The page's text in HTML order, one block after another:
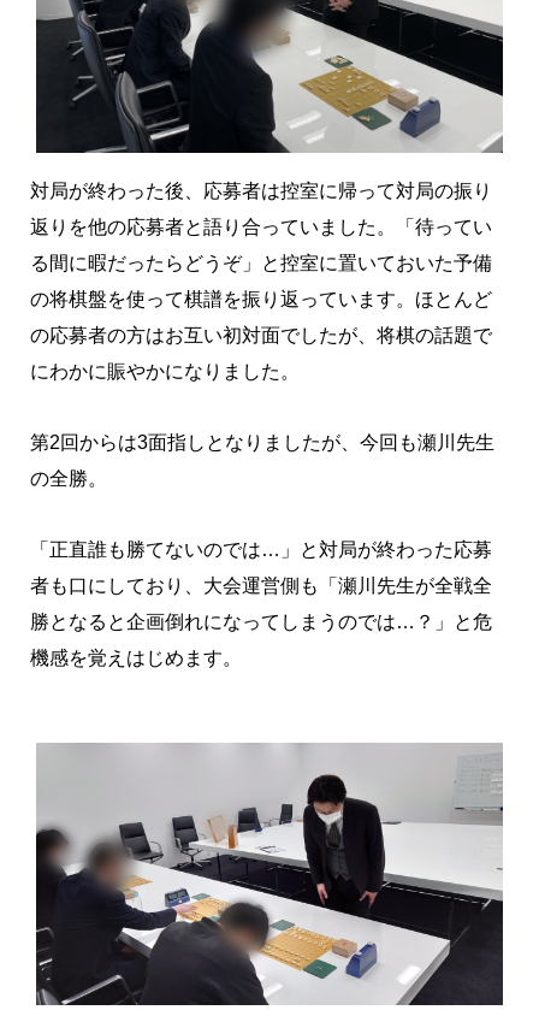
対局が終わった後、応募者は控室に帰って対局の振り
返りを他の応募者と語り合っていました。「待ってい
る間に暇だったらどうぞ」と控室に置いておいた予備
の将棋盤を使って棋譜を振り返っています。ほとんど
の応募者の方はお互い初対面でしたが、将棋の話題で
にわかに賑やかになりました。
第2回からは3面指しとなりましたが、今回も瀬川先生
の全勝。
「正直誰も勝てないのでは…」と対局が終わった応募
者も口にしており、大会運営側も「瀬川先生が全戦全
勝となると企画倒れになってしまうのでは…？」と危
機感を覚えはじめます。